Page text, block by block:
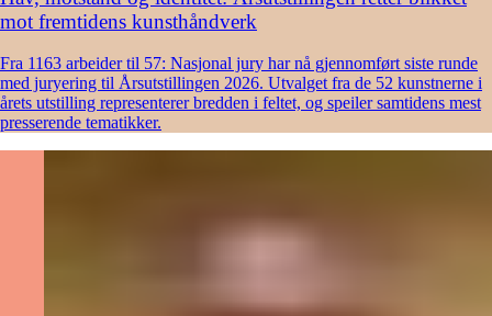
mot fremtidens kunsthåndverk
Fra 1163 arbeider til 57: Nasjonal jury har nå gjennomført siste runde
med juryering til Årsutstillingen 2026. Utvalget fra de 52 kunstnerne i
årets utstilling representerer bredden i feltet, og speiler samtidens mest
presserende tematikker.